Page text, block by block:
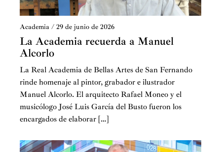
Academia / 29 de junio de 2026
La Academia recuerda a Manuel
Alcorlo
La Real Academia de Bellas Artes de San Fernando
rinde homenaje al pintor, grabador e ilustrador
Manuel Alcorlo. El arquitecto Rafael Moneo y el
musicólogo José Luis García del Busto fueron los
encargados de elaborar […]